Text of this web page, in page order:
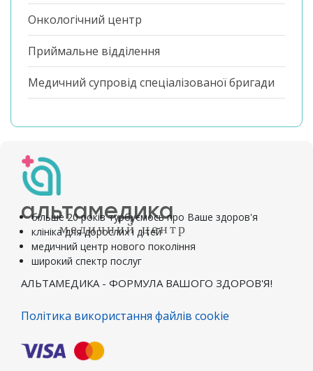
Онкологічний центр
Приймальне відділення
Медичний супровід спеціалізованої бригади
альтамедика
медичний центр
більше 20 років турбуємось про Ваше здоров'я
клініка для дорослих і дітей
медичний центр нового покоління
широкий спектр послуг
АЛЬТАМЕДИКА - ФОРМУЛА ВАШОГО ЗДОРОВ'Я!
Політика використання файлів cookie